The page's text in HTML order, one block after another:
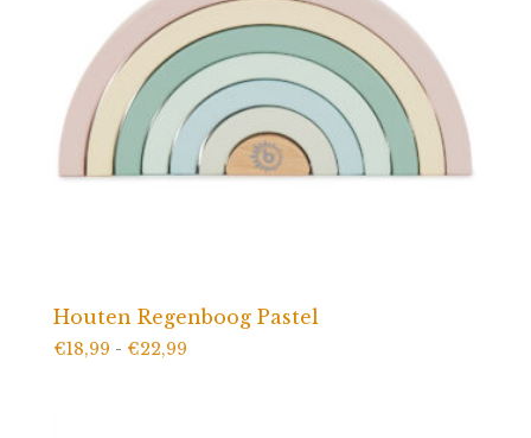
Houten Regenboog Pastel
€18,99 - €22,99Prijsklasse: